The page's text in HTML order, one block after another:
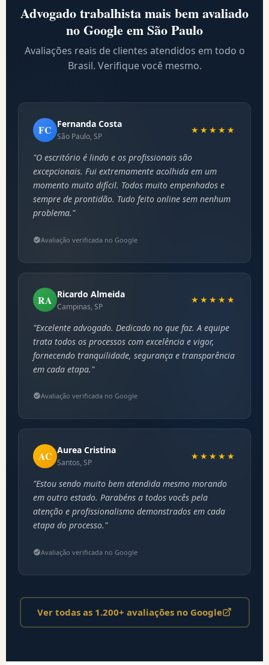
Advogado trabalhista mais bem avaliado
no Google em São Paulo
Avaliações reais de clientes atendidos em todo o
Brasil. Verifique você mesmo.
FC Fernanda Costa
São Paulo, SP
★★★★★
"O escritório é lindo e os profissionais são
excepcionais. Fui extremamente acolhida em um
momento muito difícil. Todos muito empenhados e
sempre de prontidão. Tudo feito online sem nenhum
problema."
Avaliação verificada no Google
RA Ricardo Almeida
Campinas, SP
★★★★★
"Excelente advogado. Dedicado no que faz. A equipe
trata todos os processos com excelência e vigor,
fornecendo tranquilidade, segurança e transparência
em cada etapa."
Avaliação verificada no Google
AC Aurea Cristina
Santos, SP
★★★★★
"Estou sendo muito bem atendida mesmo morando
em outro estado. Parabéns a todos vocês pela
atenção e profissionalismo demonstrados em cada
etapa do processo."
Avaliação verificada no Google
Ver todas as 1.200+ avaliações no Google